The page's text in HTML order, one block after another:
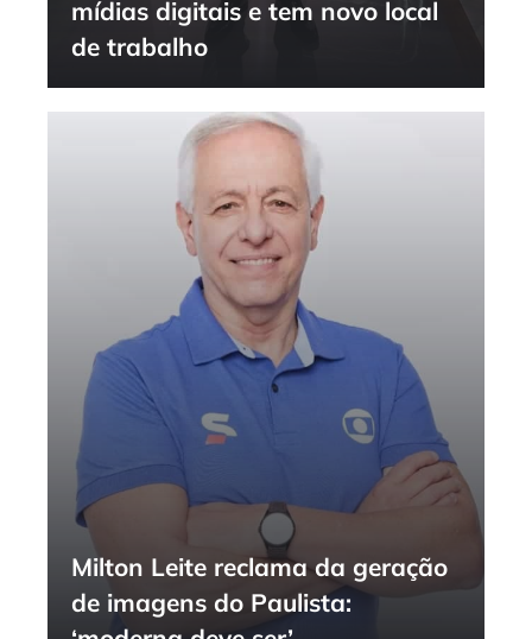
mídias digitais e tem novo local
de trabalho
Milton Leite reclama da geração
de imagens do Paulista: